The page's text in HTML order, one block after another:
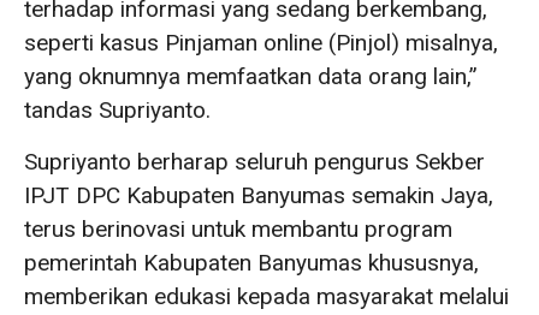
terhadap informasi yang sedang berkembang,
seperti kasus Pinjaman online (Pinjol) misalnya,
yang oknumnya memfaatkan data orang lain,”
tandas Supriyanto.
Supriyanto berharap seluruh pengurus Sekber
IPJT DPC Kabupaten Banyumas semakin Jaya,
terus berinovasi untuk membantu program
pemerintah Kabupaten Banyumas khususnya,
memberikan edukasi kepada masyarakat melalui